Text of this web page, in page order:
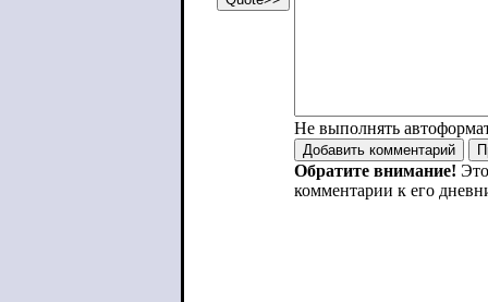
Не выполнять
Обратите внимание!
комментарии к его